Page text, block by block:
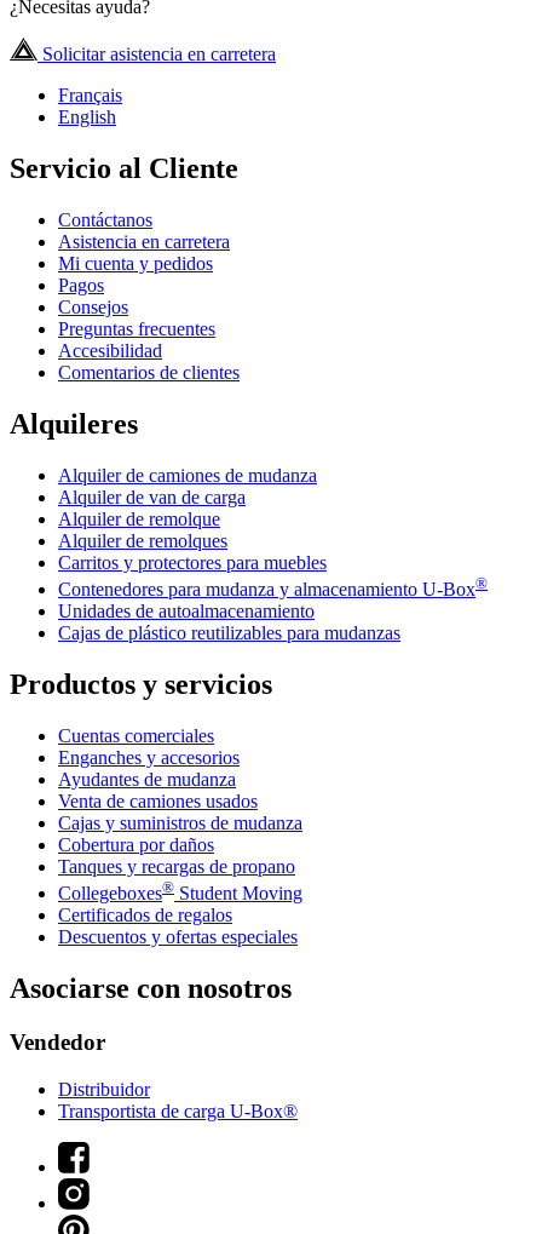
¿Necesitas ayuda?
Solicitar asistencia en carretera
Français
English
Servicio al Cliente
Contáctanos
Asistencia en carretera
Mi cuenta y pedidos
Pagos
Consejos
Preguntas frecuentes
Accesibilidad
Comentarios de clientes
Alquileres
Alquiler de camiones de mudanza
Alquiler de van de carga
Alquiler de remolque
Alquiler de remolques
Carritos y protectores para muebles
Contenedores para mudanza y almacenamiento U-Box®
Unidades de autoalmacenamiento
Cajas de plástico reutilizables para mudanzas
Productos y servicios
Cuentas comerciales
Enganches y accesorios
Ayudantes de mudanza
Venta de camiones usados
Cajas y suministros de mudanza
Cobertura por daños
Tanques y recargas de propano
Collegeboxes® Student Moving
Certificados de regalos
Descuentos y ofertas especiales
Asociarse con nosotros
Vendedor
Distribuidor
Transportista de carga U-Box®